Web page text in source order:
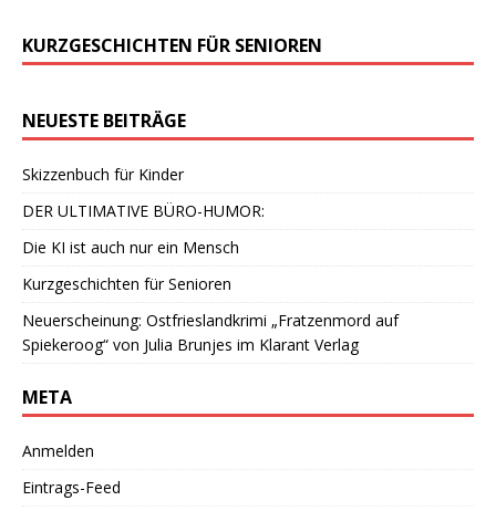
KURZGESCHICHTEN FÜR SENIOREN
NEUESTE BEITRÄGE
Skizzenbuch für Kinder
DER ULTIMATIVE BÜRO-HUMOR:
Die KI ist auch nur ein Mensch
Kurzgeschichten für Senioren
Neuerscheinung: Ostfrieslandkrimi „Fratzenmord auf
Spiekeroog“ von Julia Brunjes im Klarant Verlag
META
Anmelden
Eintrags-Feed